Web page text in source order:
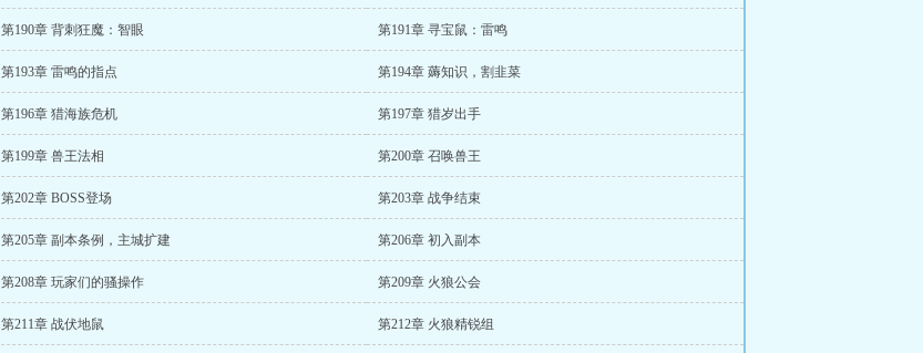
第190章 背刺狂魔：智眼 第191章 寻宝鼠：雷鸣
第193章 雷鸣的指点 第194章 薅知识，割韭菜
第196章 猎海族危机 第197章 猎岁出手
第199章 兽王法相 第200章 召唤兽王
第202章 BOSS登场 第203章 战争结束
第205章 副本条例，主城扩建 第206章 初入副本
第208章 玩家们的骚操作 第209章 火狼公会
第211章 战伏地鼠 第212章 火狼精锐组